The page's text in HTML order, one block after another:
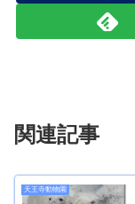
関連記事
天王寺動物園